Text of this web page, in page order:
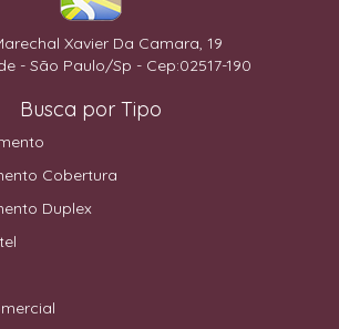
Xavier Da Camara, 19
- São Paulo/Sp - Cep:02517-190
Busca por Tipo
Cobertura
Duplex